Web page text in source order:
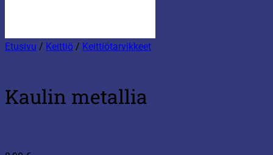
Etusivu / Keittiö / Keittiötarvikkeet
Kaulin metallia